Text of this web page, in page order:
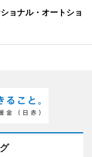
ョナル・オートショ